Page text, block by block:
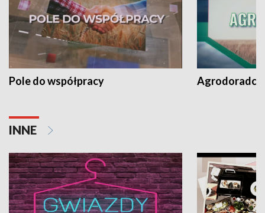
Pole do współpracy Agrodoradcy
INNE